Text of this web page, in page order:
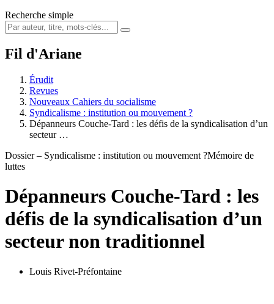
Recherche simple
Fil d'Ariane
Érudit
Revues
Nouveaux Cahiers du socialisme
Syndicalisme : institution ou mouvement ?
Dépanneurs Couche-Tard : les défis de la syndicalisation d’un
secteur …
Dossier – Syndicalisme : institution ou mouvement ?Mémoire de
luttes
Dépanneurs Couche-Tard : les
défis de la syndicalisation d’un
secteur non traditionnel
Louis Rivet-Préfontaine